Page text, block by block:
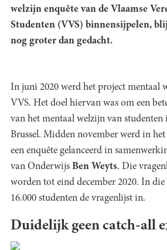
welzijn enquête van de Vlaamse
Studenten (VVS) binnensijpelen,
nog groter dan gedacht.
In juni 2020 werd het project mentaal
VVS. Het doel hiervan was om een
van het mentaal welzijn van studenten
Brussel. Midden november werd in
een enquête gelanceerd in
van Onderwijs Ben Weyts. Die
worden tot eind december 2020. In
16.000 studenten de vragenlijst in.
Duidelijk geen catch-all